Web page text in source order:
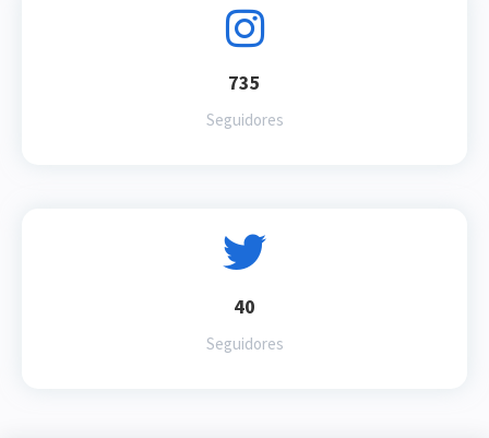
735
Seguidores
40
Seguidores